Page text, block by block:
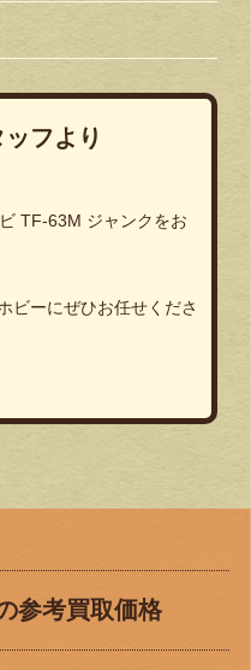
フより
TF-63M ジャンクをお
ビーにぜひお任せくださ
参考買取価格